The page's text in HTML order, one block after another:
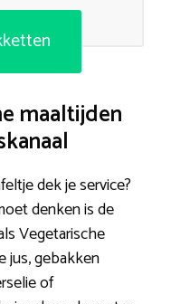
maaltijden
dek je service?
denken is de
Vegetarische
jus, gebakken
of